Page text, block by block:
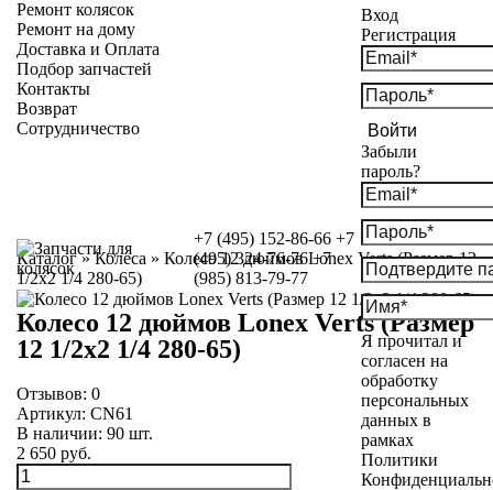
+7 (495) 152-86-66 +7
(495) 324-76-76 +7
(985) 813-79-77
Вход
Регистрация
Войти
Забыли
пароль?
Я прочитал и
согласен на
обработку
персональных
данных в
рамках
Политики
Ремонт колясок
Ремонт на дому
Доставка и Оплата
Подбор запчастей
Контакты
Возврат
Сотрудничество
Каталог»Колеса » Колесо 12 дюймов Lonex Verts (Размер 12
1/2х2 1/4 280-65)
Колесо 12 дюймов Lonex Verts (Размер
12 1/2х2 1/4 280-65)
Отзывов: 0
Артикул: CN61
В наличии: 90 шт.
2 650 руб.